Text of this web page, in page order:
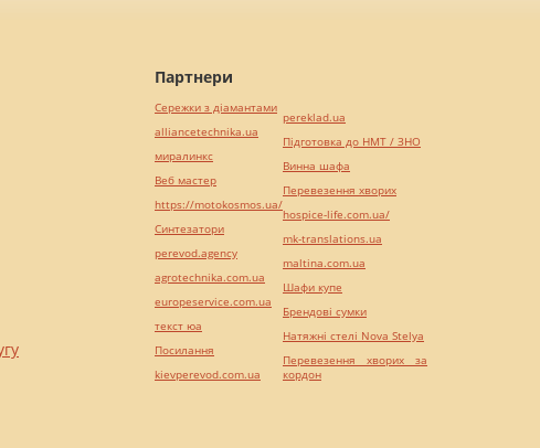
Партнери
Сережки з діамантами
alliancetechnika.ua
миралинкс
Веб мастер
https://motokosmos.ua/
Синтезатори
perevod.agency
agrotechnika.com.ua
europeservice.com.ua
текст юа
Посилання
kievperevod.com.ua
pereklad.ua
Підготовка до НМТ / ЗНО
Винна шафа
Перевезення хворих
hospice-life.com.ua/
mk-translations.ua
maltina.com.ua
Шафи купе
Брендові сумки
Натяжні стелі Nova Stelya
Перевезення хворих за
кордон